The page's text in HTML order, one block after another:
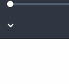
Loaded: